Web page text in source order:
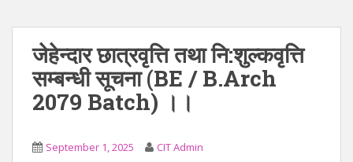
जेहेन्दार छात्रवृत्ति तथा नि:शुल्कवृत्ति
सम्बन्धी सूचना (BE / B.Arch
2079 Batch) ।।
September 1, 2025 CIT Admin